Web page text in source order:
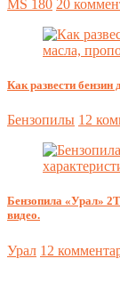
MS 180 20
Как развести
Бензопилы 12
Бензопила «Урал»
видео.
Урал 12